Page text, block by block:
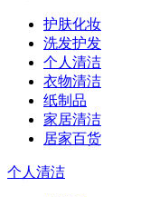
护肤化妆
洗发护发
个人清洁
衣物清洁
纸制品
家居清洁
居家百货
个人清洁